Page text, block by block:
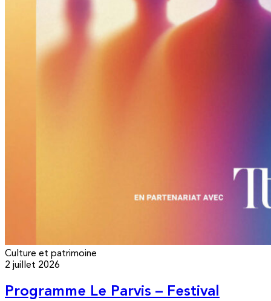
Culture et patrimoine
2 juillet 2026
Programme Le Parvis – Festival